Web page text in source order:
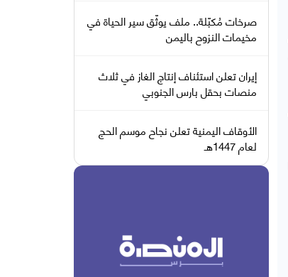
صرخات مُكبّلة.. ملف يوثّق سير الحياة في
مخيمات النزوح باليمن
إيران تعلن استئناف إنتاج الغاز في ثلاث
منصات بحقل بارس الجنوبي
الأوقاف اليمنية تعلن نجاح موسم الحج
لعام 1447هـ